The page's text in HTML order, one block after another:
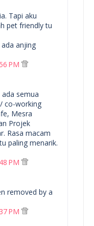
Tapi aku
pet friendly tu
anjing
PM
semua
co-working
Mesra
Projek
Rasa macam
paling menarik.
PM
removed by a
PM